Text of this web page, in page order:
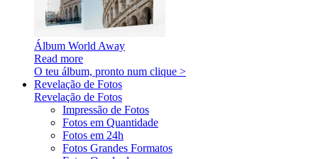
Álbum World Away
Read more
O teu álbum, pronto num clique >
Revelação de Fotos
Revelação de Fotos
Impressão de Fotos
Fotos em Quantidade
Fotos em 24h
Fotos Grandes Formatos